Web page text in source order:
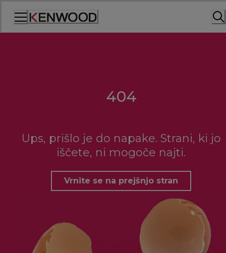
404
Ups, prišlo je do napake. Strani, ki jo
iščete, ni mogoče najti.
Vrnite se na prejšnjo stran